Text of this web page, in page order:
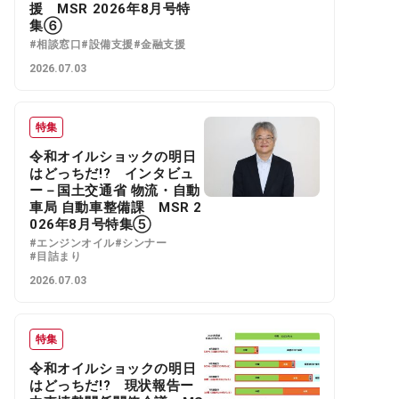
援 MSR 2026年8月号特
集⑥
#相談窓口 #設備支援#金融支援
2026.07.03
特集
令和オイルショックの明日
はどっちだ!? インタビュ
ー－国土交通省 物流・自動
車局 自動車整備課 MSR 2
026年8月号特集⑤
#エンジンオイル#シンナー
#目詰まり
2026.07.03
特集
令和オイルショックの明日
はどっちだ!? 現状報告ー